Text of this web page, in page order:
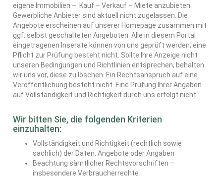
eigene Immobilien – Kauf – Verkauf – Miete anzubieten.
Gewerbliche Anbieter sind aktuell nicht zugelassen. Die
Angebote erscheinen auf unserer Homepage zusammen mit
ggf. selbst geschalteten Angeboten. Alle in diesem Portal
eingetragenen Inserate können von uns geprüft werden; eine
Pflicht zur Prüfung besteht nicht. Sollte Ihre Anzeige nicht
unseren Bedingungen und Richtlinien entsprechen, behalten
wir uns vor, diese zu löschen. Ein Rechtsanspruch auf eine
Veröffentlichung besteht nicht. Eine Prüfung Ihrer Angaben
auf Vollständigkeit und Richtigkeit durch uns erfolgt nicht.
Wir bitten Sie, die folgenden Kriterien
einzuhalten:
Vollständigkeit und Richtigkeit (rechtlich sowie
sachlich) der Daten, Angebote oder Angaben
Beachtung sämtlicher Rechtsvorschriften –
insbesondere Verbraucherrechte